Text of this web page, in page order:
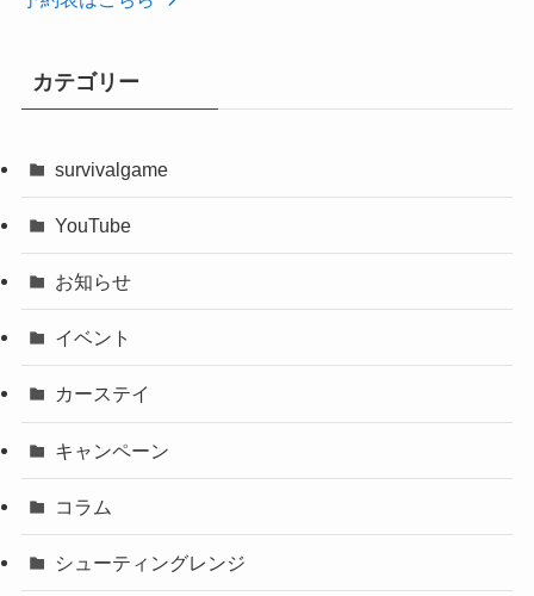
カテゴリー
survivalgame
YouTube
お知らせ
イベント
カーステイ
キャンペーン
コラム
シューティングレンジ